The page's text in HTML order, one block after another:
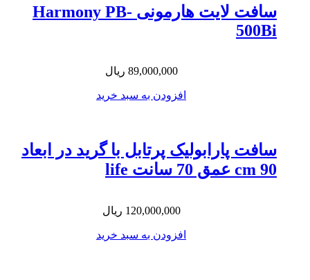
سافت لایت هارمونی Harmony PB-
500Bi
89,000,000 ریال
افزودن به سبد خرید
سافت پارابولیک پرتابل با گرید در ابعاد
90 cm عمق 70 سانت life
120,000,000 ریال
افزودن به سبد خرید